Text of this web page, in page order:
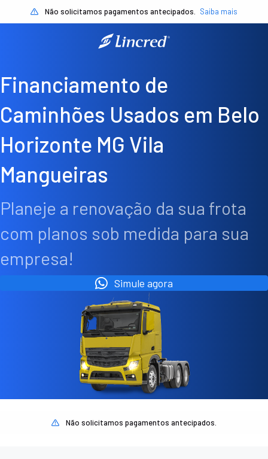
Não solicitamos pagamentos antecipados. Saiba mais
Financiamento de
Caminhões Usados em Belo
Horizonte MG Vila
Mangueiras
Planeje a renovação da sua frota
com planos sob medida para sua
empresa!
Simule agora
Não solicitamos pagamentos antecipados.